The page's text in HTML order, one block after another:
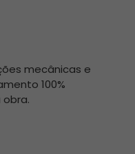
mecânicas e
100%